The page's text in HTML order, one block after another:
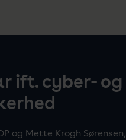
ift. cyber- og
og Mette Krogh Sørensen,